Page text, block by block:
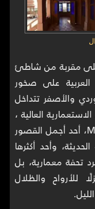
مقربة من شاطئ
العربية على صخور
والأصفر تتداخل
العالية ،
إنه قصر موهاتا Mohatta Palace، أحد أجمل القصور
وأحد أكثرها
تحفة معمارية، بل
للأرواح والظلال